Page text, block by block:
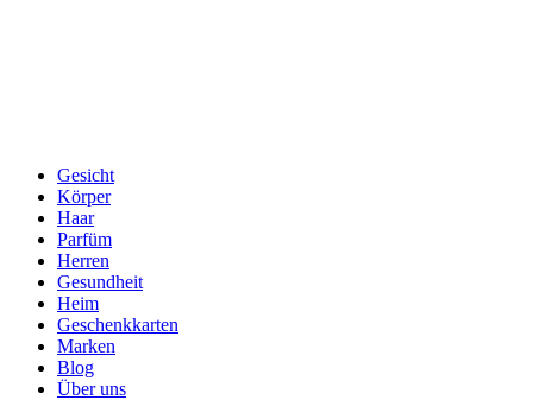
Gesicht
Körper
Haar
Parfüm
Herren
Gesundheit
Heim
Geschenkkarten
Marken
Blog
Über uns